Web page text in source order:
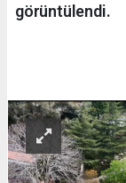
görüntülendi.